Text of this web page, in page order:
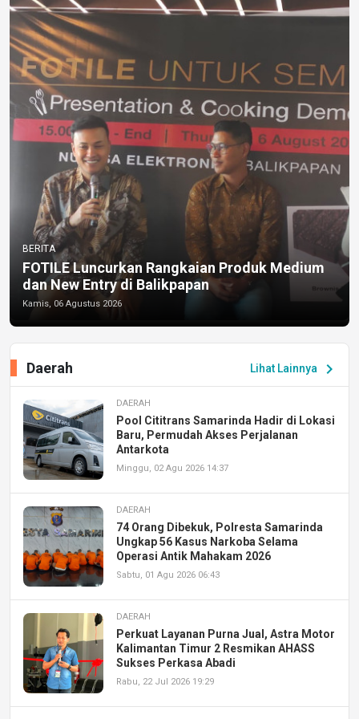
BERITA
FOTILE Luncurkan Rangkaian Produk Medium
dan New Entry di Balikpapan
Kamis, 06 Agustus 2026
Lihat Lainnya chevron_right
Daerah
DAERAH
Pool Cititrans Samarinda Hadir di Lokasi
Baru, Permudah Akses Perjalanan
Antarkota
Minggu, 02 Agu 2026 14:37
DAERAH
74 Orang Dibekuk, Polresta Samarinda
Ungkap 56 Kasus Narkoba Selama
Operasi Antik Mahakam 2026
Sabtu, 01 Agu 2026 06:43
DAERAH
Perkuat Layanan Purna Jual, Astra Motor
Kalimantan Timur 2 Resmikan AHASS
Sukses Perkasa Abadi
Rabu, 22 Jul 2026 19:29